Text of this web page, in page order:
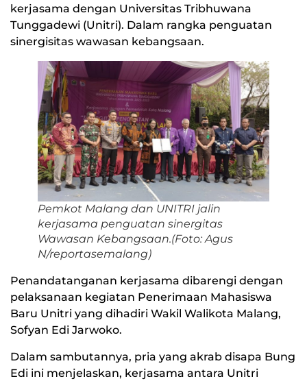
kerjasama dengan Universitas Tribhuwana
Tunggadewi (Unitri). Dalam rangka penguatan
sinergisitas wawasan kebangsaan.
Pemkot Malang dan UNITRI jalin
kerjasama penguatan sinergitas
Wawasan Kebangsaan.(Foto: Agus
N/reportasemalang)
Penandatanganan kerjasama dibarengi dengan
pelaksanaan kegiatan Penerimaan Mahasiswa
Baru Unitri yang dihadiri Wakil Walikota Malang,
Sofyan Edi Jarwoko.
Dalam sambutannya, pria yang akrab disapa Bung
Edi ini menjelaskan, kerjasama antara Unitri